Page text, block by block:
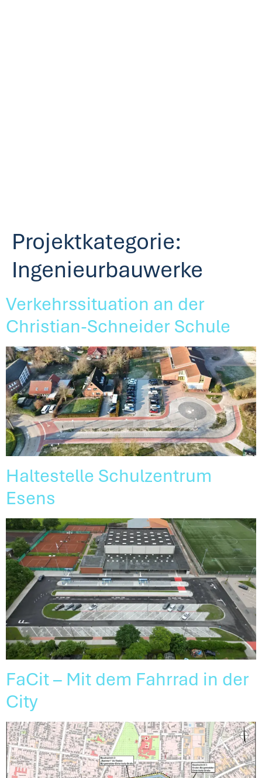
Projektkategorie:
Ingenieurbauwerke
Verkehrssituation an der
Christian-Schneider Schule
Haltestelle Schulzentrum
Esens
FaCit – Mit dem Fahrrad in der
City